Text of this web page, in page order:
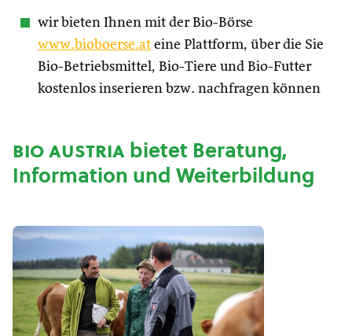
wir bieten Ihnen mit der Bio-Börse
www.bioboerse.at eine Plattform, über die Sie
Bio-Betriebsmittel, Bio-Tiere und Bio-Futter
kostenlos inserieren bzw. nachfragen können
bio austriabietet Beratung,
Information und Weiterbildung